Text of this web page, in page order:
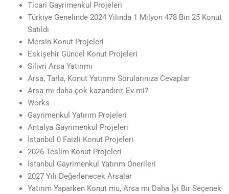
Ticari Gayrimenkul Projeleri
Türkiye Genelinde 2024 Yılında 1 Milyon 478 Bin 25 Konut
Satıldı
Mersin Konut Projeleri
Eskişehir Güncel Konut Projeleri
Silivri Arsa Yatırımı
Arsa, Tarla, Konut Yatırımı Sorularınıza Cevaplar
Arsa mı daha çok kazandırır, Ev mi?
Works
Gayrimenkul Yatırım Projeleri
Antalya Gayrimenkul Projeleri
İstanbul 0 Faizli Konut Projeleri
2026 Teslim Konut Projeleri
İstanbul Gayrimenkul Yatırım Önerileri
2027 Yılı Değerlenecek Arsalar
Yatırım Yaparken Konut mu, Arsa mı Daha İyi Bir Seçenek